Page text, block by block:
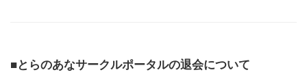
■とらのあなサークルポータルの退会について